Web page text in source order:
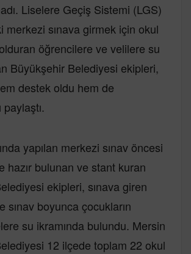
Liselere Geçiş Sistemi (LGS)
merkezi sınava girmek için okul
öğrencilere ve velilere su
Büyükşehir Belediyesi ekipleri,
destek oldu hem de
paylaştı.
yapılan merkezi sınav öncesi
hazır bulunan ve stant kuran
ekipleri, sınava giren
sınav boyunca çocukların
su ikramında bulundu. Mersin
12 ilçede toplam 22 okul